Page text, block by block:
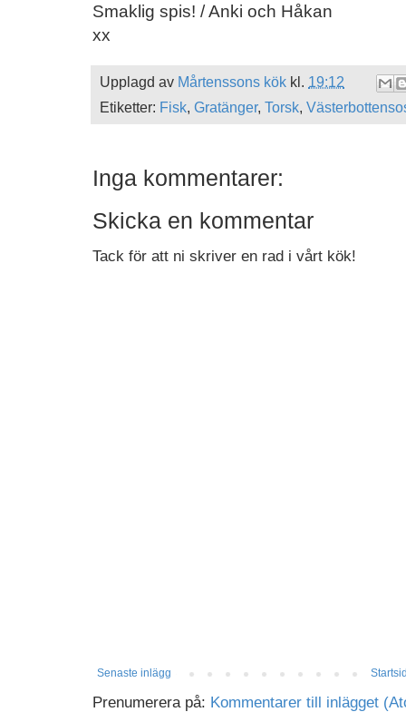
Smaklig spis! / Anki och Håkan
xx
Upplagd av Mårtenssons kök kl. 19:12
Etiketter: Fisk, Gratänger, Torsk,
Inga kommentarer:
Skicka en kommentar
Tack för att ni skriver en rad i vårt kök!
Senaste inlägg
Prenumerera på: Kommentarer till inlägget